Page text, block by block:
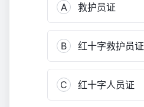
A 救护员证
B 红十字救护员证
C 红十字人员证